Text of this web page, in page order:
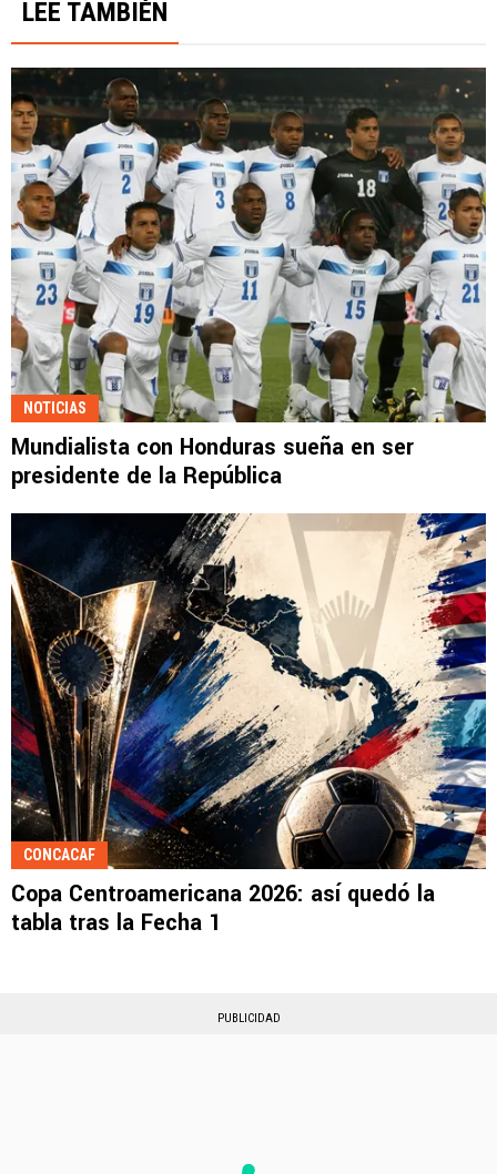
LEE TAMBIÉN
NOTICIAS
Mundialista con Honduras sueña en ser
presidente de la República
CONCACAF
Copa Centroamericana 2026: así quedó la
tabla tras la Fecha 1
PUBLICIDAD